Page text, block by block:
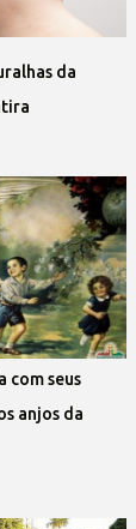
da
com seus
anjos da